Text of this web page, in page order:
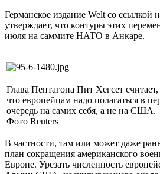
Германское издание Welt со ссылкой
утверждает, что контуры этих
июля на саммите НАТО в Анкаре.
Глава Пентагона Пит Хегсет считает,
что европейцам надо полагаться в
очередь на самих себя, а не на США.
Фото Reuters
В частности, там или может даже
план сокращения американского
Европе. Урезать численность